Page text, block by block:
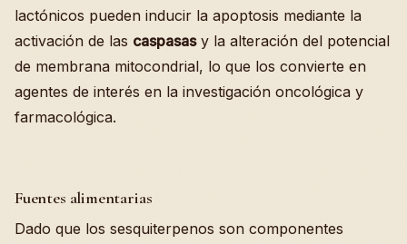
lactónicos pueden inducir la apoptosis mediante la
activación de las caspasasy la alteración del potencial
de membrana mitocondrial, lo que los convierte en
agentes de interés en la investigación oncológica y
farmacológica.
Fuentes alimentarias
Dado que los sesquiterpenos son componentes